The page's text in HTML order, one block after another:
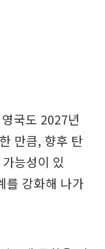
국도 2027년
만큼, 향후 탄
능성이 있
를 강화해 나가